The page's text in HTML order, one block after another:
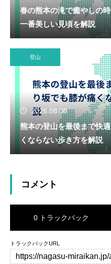
春の熊本の滝で癒やしの
一番美しい見頃を解説
登山
2026.08.06
熊本の登山を最後まで快
くならない歩き方を解説
コメント
0 トラックバック
トラックバックURL